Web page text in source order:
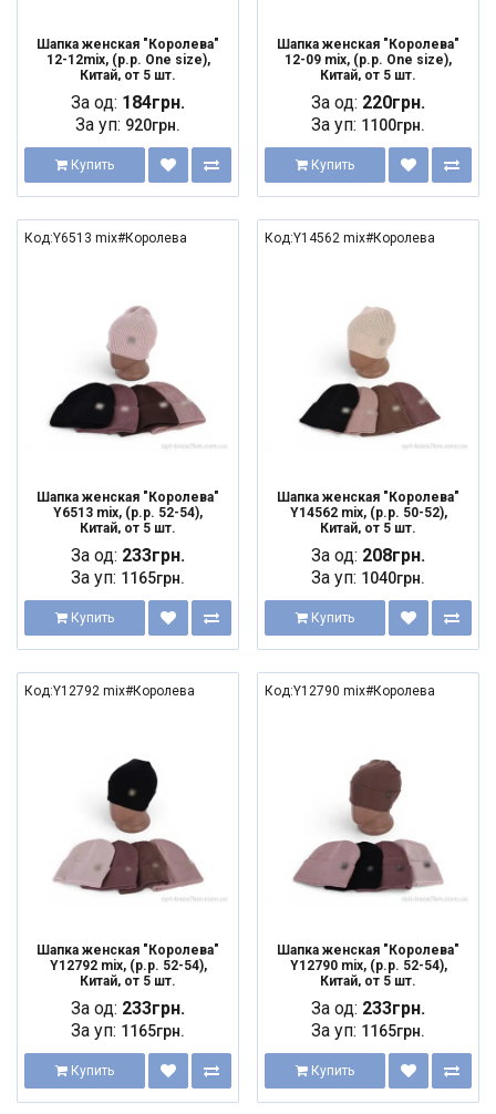
Шапка женская "Королева"
12-12mix, (р.р. One size),
Китай, от 5 шт.
За од: 184грн.
За уп: 920грн.
Купить
Шапка женская "Королева"
12-09 mix, (р.р. One size),
Китай, от 5 шт.
За од: 220грн.
За уп: 1100грн.
Купить
Код:Y6513 mix#Королева
Шапка женская "Королева"
Y6513 mix, (р.р. 52-54),
Китай, от 5 шт.
За од: 233грн.
За уп: 1165грн.
Купить
Код:Y14562 mix#Королева
Шапка женская "Королева"
Y14562 mix, (р.р. 50-52),
Китай, от 5 шт.
За од: 208грн.
За уп: 1040грн.
Купить
Код:Y12792 mix#Королева
Шапка женская "Королева"
Y12792 mix, (р.р. 52-54),
Китай, от 5 шт.
За од: 233грн.
За уп: 1165грн.
Купить
Код:Y12790 mix#Королева
Шапка женская "Королева"
Y12790 mix, (р.р. 52-54),
Китай, от 5 шт.
За од: 233грн.
За уп: 1165грн.
Купить